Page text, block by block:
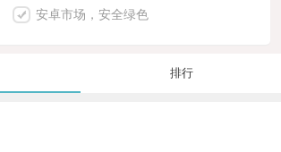
安卓市场，安全绿色
排行